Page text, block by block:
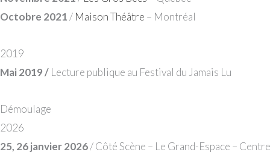
Octobre 2021/ Maison Théâtre – Montréal
2019
Mai 2019/ Lecture publique au Festival du Jamais Lu
Démoulage
2026
25, 26 janvier 2026/ Côté Scène – Le Grand-Espace –